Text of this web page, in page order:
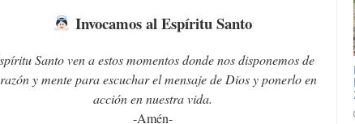
Invocamos al Espíritu Santo
Santo ven a estos momentos donde nos disponemos de
y mente para escuchar el mensaje de Dios y ponerlo en
acción en nuestra vida.
-Amén-